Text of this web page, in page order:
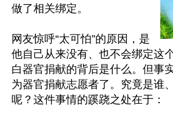
做了相关绑定。
网友惊呼“太可怕”的原因，是
他自己从来没有、也不会绑定这
白器官捐献的背后是什么。但事
为器官捐献志愿者了。究竟是谁
呢？这件事情的蹊跷之处在于：